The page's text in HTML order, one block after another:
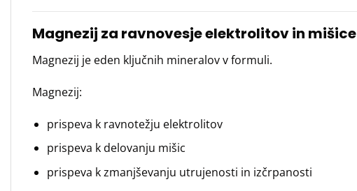
Magnezij za ravnovesje elektrolitov in mišice
Magnezij je eden ključnih mineralov v formuli.
Magnezij:
prispeva k ravnotežju elektrolitov
prispeva k delovanju mišic
prispeva k zmanjševanju utrujenosti in izčrpanosti